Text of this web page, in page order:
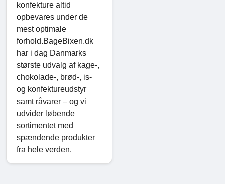
konfekture altid
opbevares under de
mest optimale
forhold.BageBixen.dk
har i dag Danmarks
største udvalg af kage-,
chokolade-, brød-, is-
og konfektureudstyr
samt råvarer – og vi
udvider løbende
sortimentet med
spændende produkter
fra hele verden.